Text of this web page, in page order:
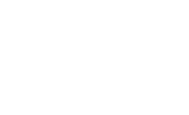
kvalitu chladiaceho